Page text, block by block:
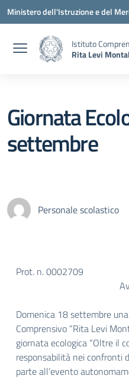
Vai ai contenuti
Vai al menu di navigazione
Vai al footer
Ministero dell'Istruzione e del
Istituto
Rita Levi
Giornata
settembre
Personale scolastico
Prot. n. 0002709
Domenica 18 settembre
Comprensivo “Rita Levi
giornata ecologica “Oltre il
responsabilità nei confronti
parte all’evento